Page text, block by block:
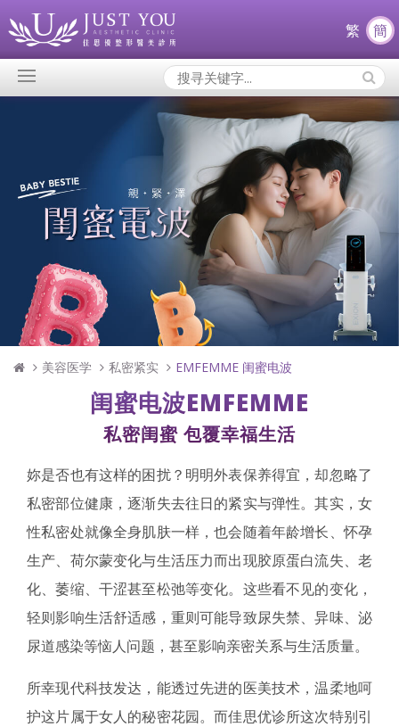
繁 簡
Search
Icons:
美容医学 私密紧实 EMFEMME 闺蜜电波
闺蜜电波EMFEMME
私密闺蜜 包覆幸福生活
妳是否也有这样的困扰？明明外表保养得宜，却忽略了
私密部位健康，逐渐失去往日的紧实与弹性。其实，女
性私密处就像全身肌肤一样，也会随着年龄增长、怀孕
生产、荷尔蒙变化与生活压力而出现胶原蛋白流失、老
化、萎缩、干涩甚至松弛等变化。这些看不见的变化，
轻则影响生活舒适感，重则可能导致尿失禁、异味、泌
尿道感染等恼人问题，甚至影响亲密关系与生活质量。
所幸现代科技发达，能透过先进的医美技术，温柔地呵
护这片属于女人的秘密花园。而佳思优诊所这次特别引